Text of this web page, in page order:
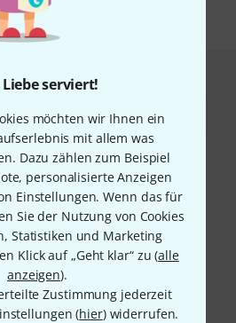
serviert!
möchten wir Ihnen ein
mit allem was
Dazu zählen zum Beispiel
personalisierte Anzeigen
Einstellungen. Wenn das für
Sie der Nutzung von Cookies
Statistiken und Marketing
Klick auf „Geht klar“ zu (alle
anzeigen).
Zustimmung jederzeit
(hier) widerrufen.
* Pflichtfeld
und sicher per Nachnahme,
Pay,Klarna Sofort bezahlen,
Kreditkarte.